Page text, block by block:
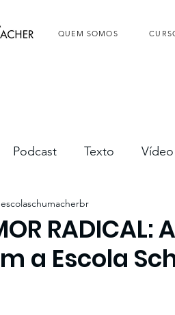
QUEM SOMOS
Podcast Texto Vídeo
a Escola
escolaschumacherbr